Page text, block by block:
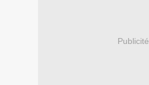
Publicité